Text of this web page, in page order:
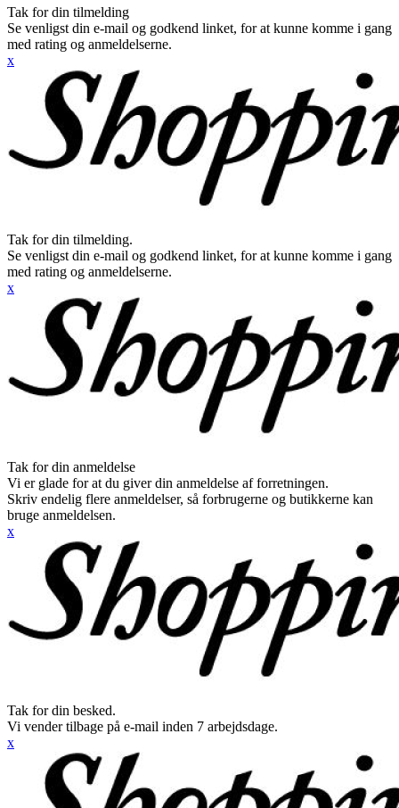
Tak for din tilmelding
Se venligst din e-mail og godkend linket, for at kunne komme i gang
med rating og anmeldelserne.
x
Tak for din tilmelding.
Se venligst din e-mail og godkend linket, for at kunne komme i gang
med rating og anmeldelserne.
x
Tak for din anmeldelse
Vi er glade for at du giver din anmeldelse af forretningen.
Skriv endelig flere anmeldelser, så forbrugerne og butikkerne kan
bruge anmeldelsen.
x
Tak for din besked.
Vi vender tilbage på e-mail inden 7 arbejdsdage.
x